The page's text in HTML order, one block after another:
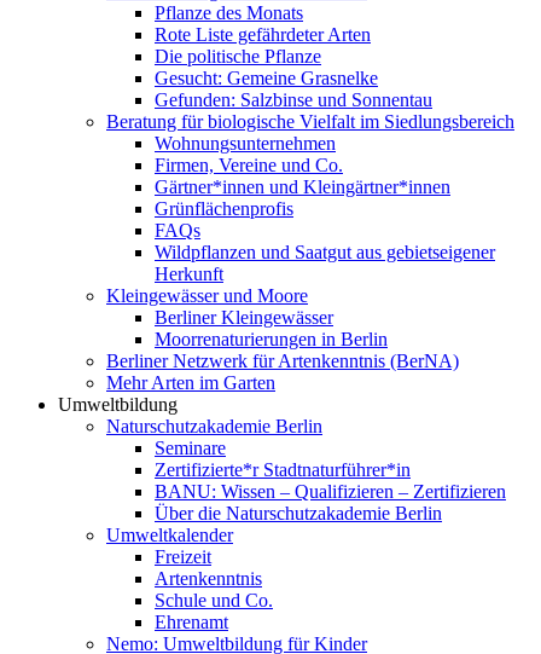
Pflanze des Monats
Rote Liste gefährdeter Arten
Die politische Pflanze
Gesucht: Gemeine Grasnelke
Gefunden: Salzbinse und Sonnentau
Beratung für biologische Vielfalt im Siedlungsbereich
Wohnungsunternehmen
Firmen, Vereine und Co.
Gärtner*innen und Kleingärtner*innen
Grünflächenprofis
FAQs
Wildpflanzen und Saatgut aus gebietseigener
Herkunft
Kleingewässer und Moore
Berliner Kleingewässer
Moorrenaturierungen in Berlin
Berliner Netzwerk für Artenkenntnis (BerNA)
Mehr Arten im Garten
Umweltbildung
Naturschutzakademie Berlin
Seminare
Zertifizierte*r Stadtnaturführer*in
BANU: Wissen – Qualifizieren – Zertifizieren
Über die Naturschutzakademie Berlin
Umweltkalender
Freizeit
Artenkenntnis
Schule und Co.
Ehrenamt
Nemo: Umweltbildung für Kinder